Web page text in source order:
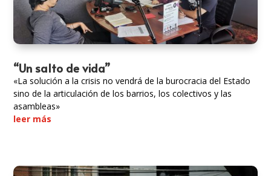
“Un salto de vida”
«La solución a la crisis no vendrá de la burocracia del Estado
sino de la articulación de los barrios, los colectivos y las
asambleas»
leer más